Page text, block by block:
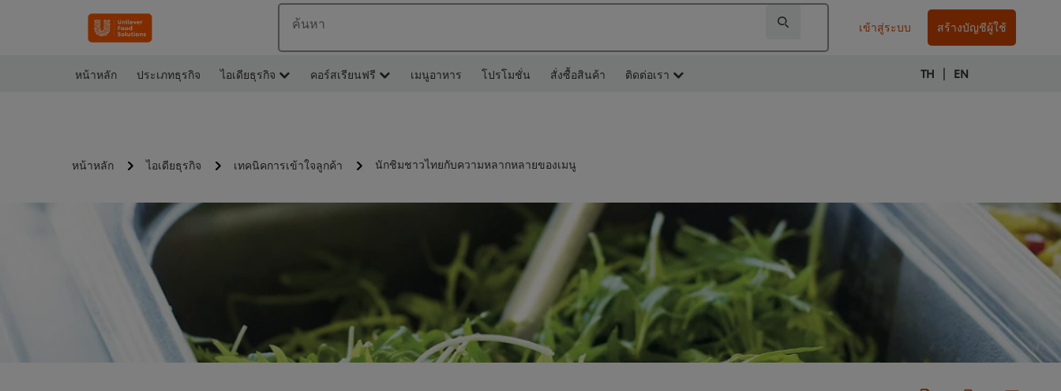
ค้นหา เข้าสู่ระบบ สร้างบัญชีผู้ใช้
หน้าหลัก ประเภทธุรกิจ ไอเดียธุรกิจ คอร์สเรียนฟรี เมนูอาหาร โปรโมชั่น สั่งซื้อสินค้า ติดต่อเรา TH | EN
หน้าหลัก ไอเดียธุรกิจ เทคนิคการเข้าใจลูกค้า นักชิมชาวไทยกับความหลากหลายของเมนู